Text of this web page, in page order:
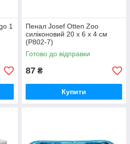
1
Пенал Josef Otten Zoo
силіконовий 20 х 6 х 4 см
(P802-7)
Готово до відправки
87 ₴
Купити